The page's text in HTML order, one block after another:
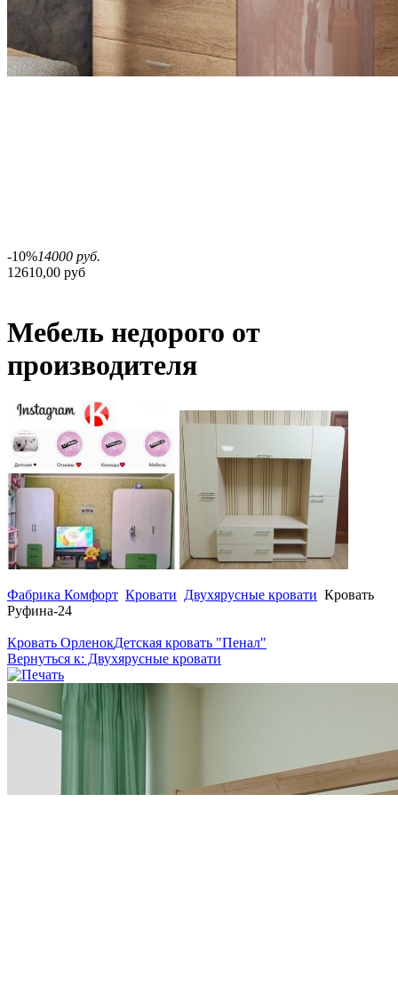
-10%14000 руб.
12610,00 руб
Мебель недорого от
производителя
Фабрика Комфорт Кровати Двухярусные кровати Кровать
Руфина-24
Кровать ОрленокДетская кровать "Пенал"
Вернуться к: Двухярусные кровати